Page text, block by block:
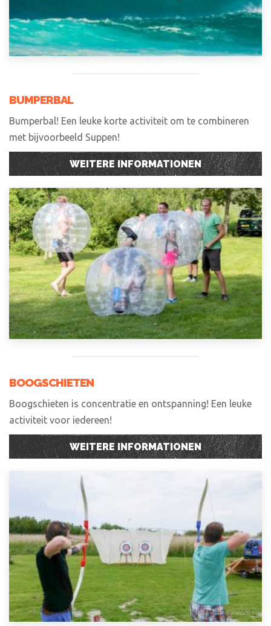
BUMPERBAL
Bumperbal! Een leuke korte activiteit om te combineren
met bijvoorbeeld Suppen!
WEITERE INFORMATIONEN
BOOGSCHIETEN
Boogschieten is concentratie en ontspanning! Een leuke
activiteit voor iedereen!
WEITERE INFORMATIONEN